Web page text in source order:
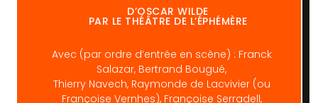
D’OSCAR WILDE
PAR LE THÉÂTRE DE L’ÉPHÉMÈRE
Avec (par ordre d’entrée en scène) : Franck
Salazar, Bertrand Bougué,
Thierry Navech, Raymonde de Lacvivier (ou
Françoise Vernhes), Françoise Serradell,